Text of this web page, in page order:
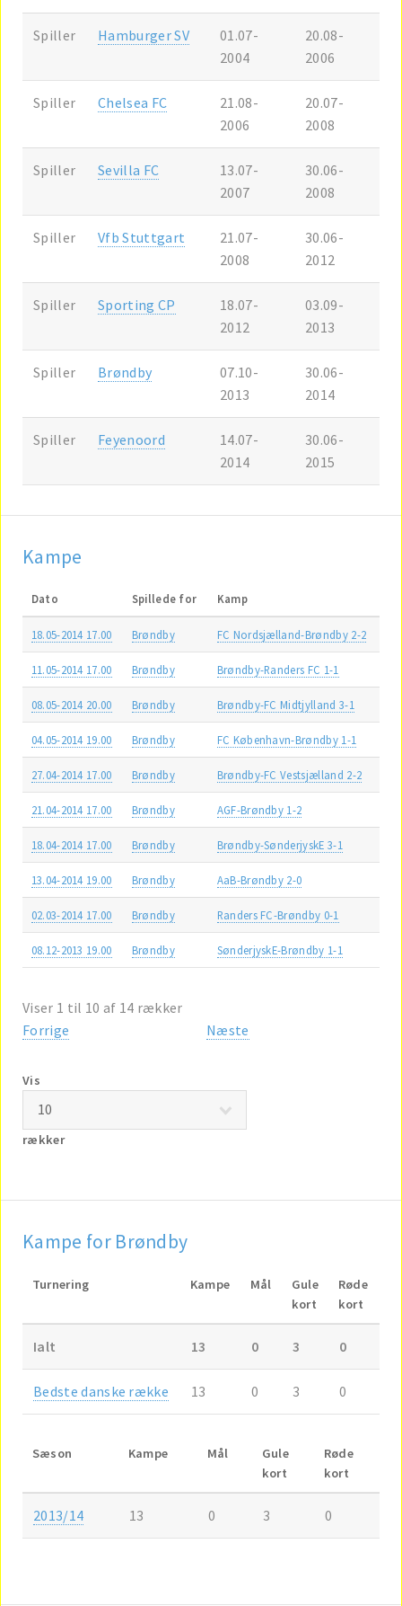
Spiller Hamburger SV
01.07-
2004
20.08-
2006
Spiller Chelsea FC
21.08-
2006
20.07-
2008
Spiller Sevilla FC
13.07-
2007
30.06-
2008
Spiller Vfb Stuttgart
21.07-
2008
30.06-
2012
Spiller Sporting CP
18.07-
2012
03.09-
2013
Spiller Brøndby
07.10-
2013
30.06-
2014
Spiller Feyenoord
14.07-
2014
30.06-
2015
Kampe
Dato Spillede for Kamp
18.05-2014 17.00 Brøndby FC Nordsjælland-Brøndby 2-2
11.05-2014 17.00 Brøndby Brøndby-Randers FC 1-1
08.05-2014 20.00 Brøndby Brøndby-FC Midtjylland 3-1
04.05-2014 19.00 Brøndby FC København-Brøndby 1-1
27.04-2014 17.00 Brøndby Brøndby-FC Vestsjælland 2-2
21.04-2014 17.00 Brøndby AGF-Brøndby 1-2
18.04-2014 17.00 Brøndby Brøndby-SønderjyskE 3-1
13.04-2014 19.00 Brøndby AaB-Brøndby 2-0
02.03-2014 17.00 Brøndby Randers FC-Brøndby 0-1
08.12-2013 19.00 Brøndby SønderjyskE-Brøndby 1-1
Viser 1 til 10 af 14 rækker
Forrige
Næste
Vis
rækker
Kampe for Brøndby
Turnering Kampe Mål
Gule
kort
Røde
kort
Ialt 13 0 3 0
Bedste danske række 13 0 3 0
Sæson Kampe Mål
Gule
kort
Røde
kort
2013/14 13 0 3 0